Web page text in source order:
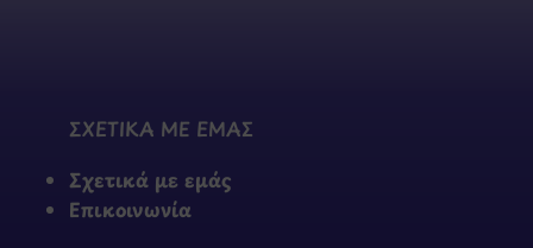
ΣΧΕΤΙΚΑ ΜΕ ΕΜΑΣ
Σχετικά με εμάς
Επικοινωνία